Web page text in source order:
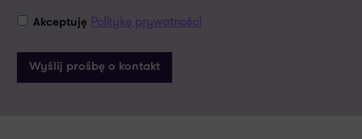
Akceptuję Politykę prywatności